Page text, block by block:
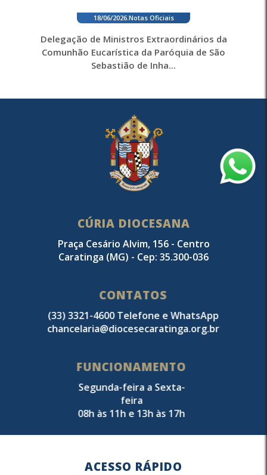
18/06/2026. Notas Oficiais
Delegação de Ministros Extraordinários da
Comunhão Eucarística da Paróquia de São
Sebastião de Inha...
CÚRIA DIOCESANA
Praça Cesário Alvim, 156 - Centro
Caratinga (MG) - Cep: 35.300-036
CONTATOS
(33) 3321-4600 Telefone e WhatsApp
chancelaria@diocesecaratinga.org.br
FUNCIONAMENTO
Segunda-feira a Sexta-
feira
08h às 11h e 13h às 17h
ACESSO RÁPIDO